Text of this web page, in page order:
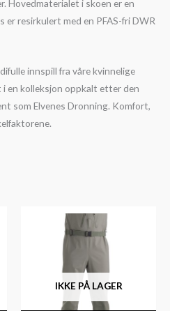
Hovedmaterialet i skoen er en
resirkulert med en PFAS-fri DWR
innspill fra våre kvinnelige
en kolleksjon oppkalt etter den
som Elvenes Dronning. Komfort,
IKKE PÅ LAGER